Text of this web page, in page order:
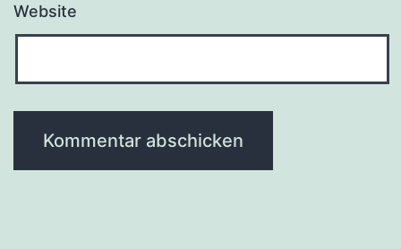
Website